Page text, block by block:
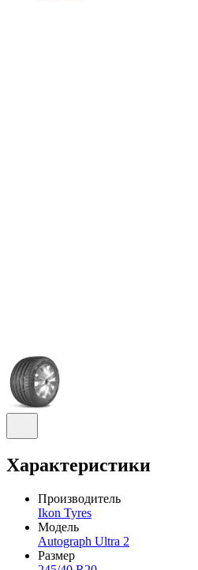
Характеристики
Производитель
Ikon Tyres
Модель
Autograph Ultra 2
Размер